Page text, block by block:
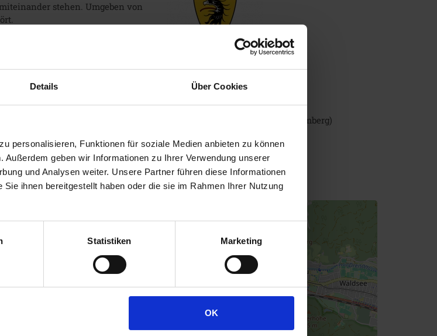
Details Über Cookies
personalisieren, Funktionen für soziale Medien anbieten zu können
geben wir Informationen zu Ihrer Verwendung unserer
und Analysen weiter. Unsere Partner führen diese Informationen
ihnen bereitgestellt haben oder die sie im Rahmen Ihrer Nutzung
Statistiken Marketing
OK
stehen. Umgeben von
hat die Brauerei Ganter
firmeneigenen, historischen
logistischen Standards
Generationen als
Brauer, deren Ziel es ist,
familiengeführter
werden, und dem Mut, als
geprägt ist, trägt die
hinter der Brauerei Ganter
Schwarzwaldstraße 43
(Baden-Württemberg)
+49 (0)761 2185-0
info@ganter.com
https://www.ganter.com